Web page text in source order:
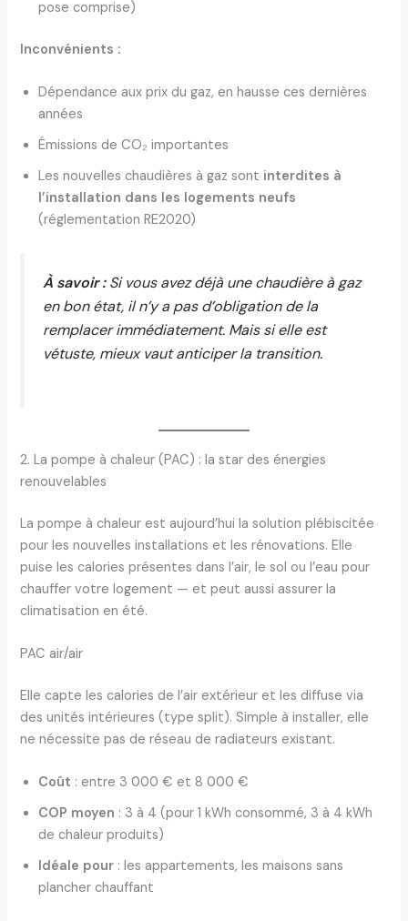
pose comprise)
Inconvénients :
Dépendance aux prix du gaz, en hausse ces dernières
années
Émissions de CO₂ importantes
Les nouvelles chaudières à gaz sont interdites à
l’installation dans les logements neufs
(réglementation RE2020)
À savoir :Si vous avez déjà une chaudière à gaz
en bon état, il n’y a pas d’obligation de la
remplacer immédiatement. Mais si elle est
vétuste, mieux vaut anticiper la transition.
2. La pompe à chaleur (PAC) : la star des énergies
renouvelables
La pompe à chaleur est aujourd’hui la solution plébiscitée
pour les nouvelles installations et les rénovations. Elle
puise les calories présentes dans l’air, le sol ou l’eau pour
chauffer votre logement — et peut aussi assurer la
climatisation en été.
PAC air/air
Elle capte les calories de l’air extérieur et les diffuse via
des unités intérieures (type split). Simple à installer, elle
ne nécessite pas de réseau de radiateurs existant.
Coût : entre 3 000 € et 8 000 €
COP moyen : 3 à 4 (pour 1 kWh consommé, 3 à 4 kWh
de chaleur produits)
Idéale pour : les appartements, les maisons sans
plancher chauffant